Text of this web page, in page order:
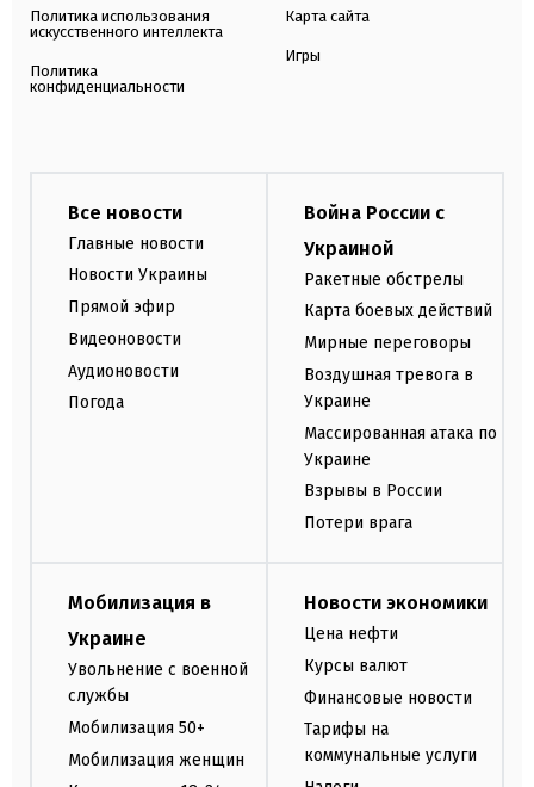
Политика использования
искусственного интеллекта
Политика
конфиденциальности
Карта сайта
Игры
Все новости
Главные новости
Новости Украины
Прямой эфир
Видеоновости
Аудионовости
Погода
Война России с
Украиной
Ракетные обстрелы
Карта боевых действий
Мирные переговоры
Воздушная тревога в
Украине
Массированная атака по
Украине
Взрывы в России
Потери врага
Мобилизация в
Украине
Увольнение с военной
службы
Мобилизация 50+
Мобилизация женщин
Новости экономики
Цена нефти
Курсы валют
Финансовые новости
Тарифы на
коммунальные услуги